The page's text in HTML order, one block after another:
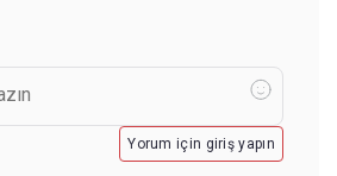
Yorum için giriş yapın